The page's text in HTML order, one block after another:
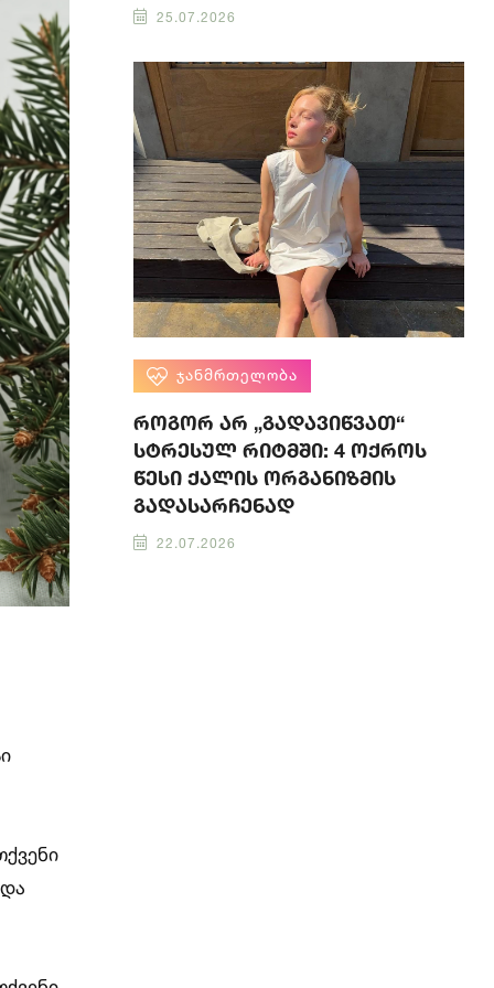
25.07.2026
ᲯᲐᲜᲛᲠᲗᲔᲚᲝᲑᲐ
როგორ არ „გადავიწვათ“
სტრესულ რიტმში: 4 ოქროს
წესი ქალის ორგანიზმის
გადასარჩენად
22.07.2026